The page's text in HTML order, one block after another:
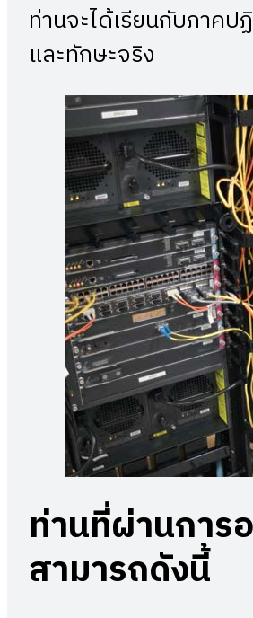
ท่านจะได้เรียนกับภาค
และทักษะจริง
ท่านที่ผ่านการ
สามารถดังนี้